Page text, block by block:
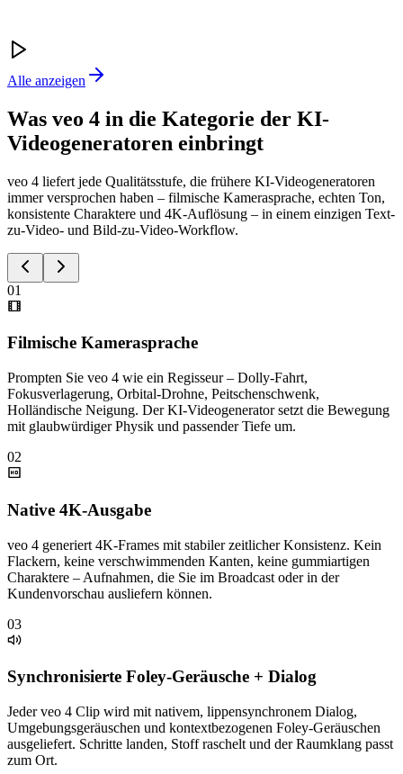
Alle anzeigen
Was veo 4 in die Kategorie der KI-
Videogeneratoren einbringt
veo 4 liefert jede Qualitätsstufe, die frühere KI-Videogeneratoren
immer versprochen haben – filmische Kamerasprache, echten Ton,
konsistente Charaktere und 4K-Auflösung – in einem einzigen Text-
zu-Video- und Bild-zu-Video-Workflow.
01
Filmische Kamerasprache
Prompten Sie veo 4 wie ein Regisseur – Dolly-Fahrt,
Fokusverlagerung, Orbital-Drohne, Peitschenschwenk,
Holländische Neigung. Der KI-Videogenerator setzt die Bewegung
mit glaubwürdiger Physik und passender Tiefe um.
02
Native 4K-Ausgabe
veo 4 generiert 4K-Frames mit stabiler zeitlicher Konsistenz. Kein
Flackern, keine verschwimmenden Kanten, keine gummiartigen
Charaktere – Aufnahmen, die Sie im Broadcast oder in der
Kundenvorschau ausliefern können.
03
Synchronisierte Foley-Geräusche + Dialog
Jeder veo 4 Clip wird mit nativem, lippensynchronem Dialog,
Umgebungsgeräuschen und kontextbezogenen Foley-Geräuschen
ausgeliefert. Schritte landen, Stoff raschelt und der Raumklang passt
zum Ort.